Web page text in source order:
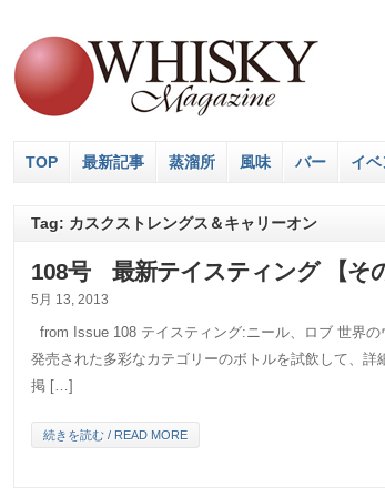
TOP 最新記事 蒸溜所 風味 バー イベ
Tag: カスクストレングス＆キャリーオン
108号 最新テイスティング 【その
5月 13, 2013
from Issue 108 テイスティング:ニール、ロブ 世界
発売された多彩なカテゴリーのボトルを試飲して、
掲 […]
続きを読む / READ MORE